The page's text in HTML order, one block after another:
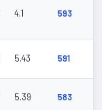
4.1 593
5.43 591
5.39 583